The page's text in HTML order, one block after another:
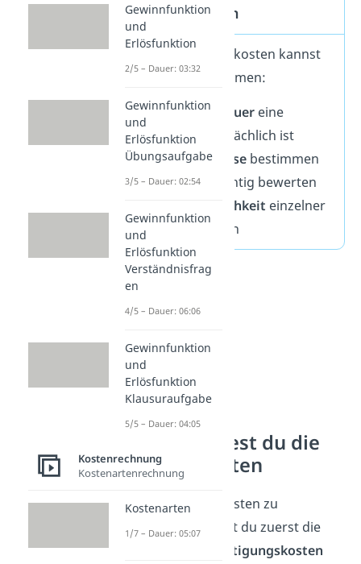
Herstellkosten
Mit den Herstellkosten kannst
du als Unternehmen:
✓sehen, wie teuereine
Produktion
tatsächlich ist
✓Verkaufspreisebestimmen
✓Bestände
richtig bewerten
Wirtschaftlichkeit einzelner
Produkteprüfen
So berechnest du die
Herstellkosten
Um die Herstellkosten zu
bestimmen, musst du zuerst die
Fertigungskosten
Gewinnfunktion
und
Erlösfunktion
2/5 – Dauer: 03:32
Gewinnfunktion
und
Erlösfunktion
Übungsaufgabe
3/5 – Dauer: 02:54
Gewinnfunktion
und
Erlösfunktion
Verständnisfrag
en
4/5 – Dauer: 06:06
Gewinnfunktion
und
Erlösfunktion
Klausuraufgabe
5/5 – Dauer: 04:05
Kostenrechnung
Kostenartenrechnung
Kostenarten
1/7 – Dauer: 05:07